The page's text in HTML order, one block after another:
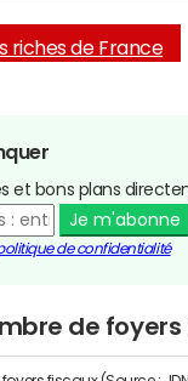
riches de France
et bons plans
Je m'abonne
de confidentialité
de